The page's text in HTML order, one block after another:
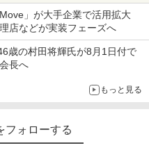
」が大手企業で活用拡大
店などが実装フェーズへ
の村田将輝氏が8月1日付で
長へ
もっと見る
フォローする